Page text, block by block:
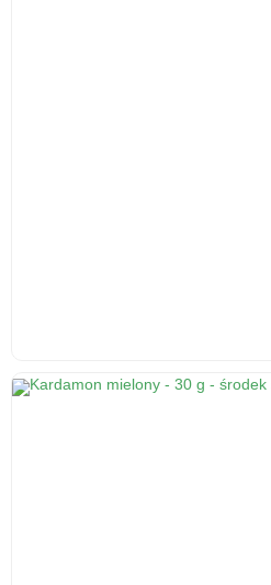
Ślaz kwiat 50 g - herbatka
diety